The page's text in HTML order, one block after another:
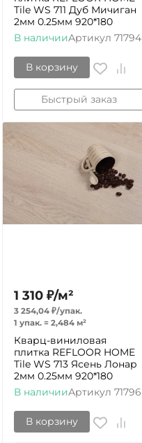
Tile WS 711 Дуб Мичиган
2мм 0.25мм 920*180
В наличииАртикул 71794
В корзину
Быстрый заказ
1 310 ₽/м²
3 254,04 ₽/упак.
1 упак. = 2,484 м²
Кварц-виниловая
плитка REFLOOR HOME
Tile WS 713 Ясень Лонар
2мм 0.25мм 920*180
В наличииАртикул 71796
В корзину